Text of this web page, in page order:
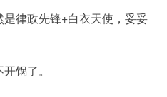
律政先锋+白衣天使，妥妥
锅了。